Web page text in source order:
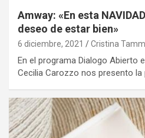
Amway: «En esta
deseo de estar bien»
6 diciembre, 2021 Cristina
En el programa Dialogo Abierto
Cecilia Carozzo nos presento la